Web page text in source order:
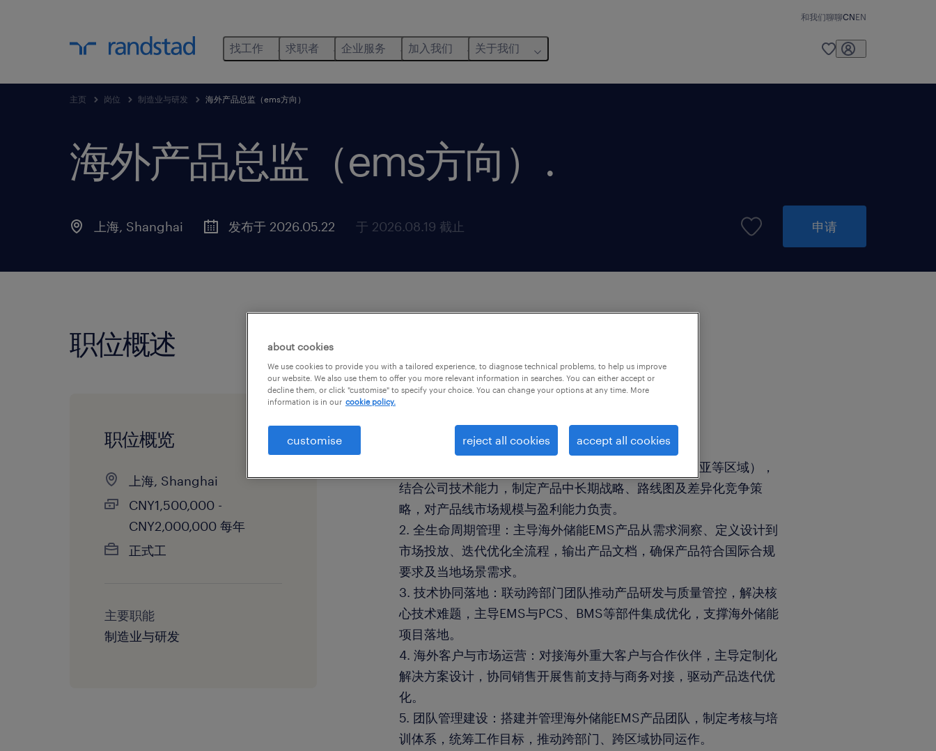
和我们聊聊CNEN
找工作 求职者 企业服务 加入我们 关于我们
主页 岗位 制造业与研发 海外产品总监（ems方向）
海外产品总监（ems方向） .
上海, Shanghai 发布于 2026.05.22 于 2026.08.19 截止 申请
职位概述
职位概览
上海, Shanghai
CNY1,500,000 -
CNY2,000,000 每年
正式工
主要职能
制造业与研发
1. 产品战略规划：调研海外储能市场（重点欧美、东南亚等区域），
结合公司技术能力，制定产品中长期战略、路线图及差异化竞争策
略，对产品线市场规模与盈利能力负责。
2. 全生命周期管理：主导海外储能EMS产品从需求洞察、定义设计到
市场投放、迭代优化全流程，输出产品文档，确保产品符合国际合规
要求及当地场景需求。
3. 技术协同落地：联动跨部门团队推动产品研发与质量管控，解决核
心技术难题，主导EMS与PCS、BMS等部件集成优化，支撑海外储能
项目落地。
4. 海外客户与市场运营：对接海外重大客户与合作伙伴，主导定制化
解决方案设计，协同销售开展售前支持与商务对接，驱动产品迭代优
化。
5. 团队管理建设：搭建并管理海外储能EMS产品团队，制定考核与培
训体系，统筹工作目标，推动跨部门、跨区域协同运作。
about cookies
We use cookies to provide you with a tailored experience, to diagnose technical problems, to help us improve
our website. We also use them to offer you more relevant information in searches. You can either accept or
decline them, or click "customise" to specify your choice. You can change your options at any time. More
information is in our cookie policy.
customise reject all cookies accept all cookies